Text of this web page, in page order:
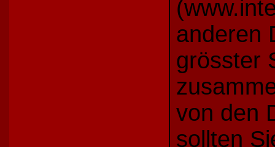
anderen
grösster
von den
sollten